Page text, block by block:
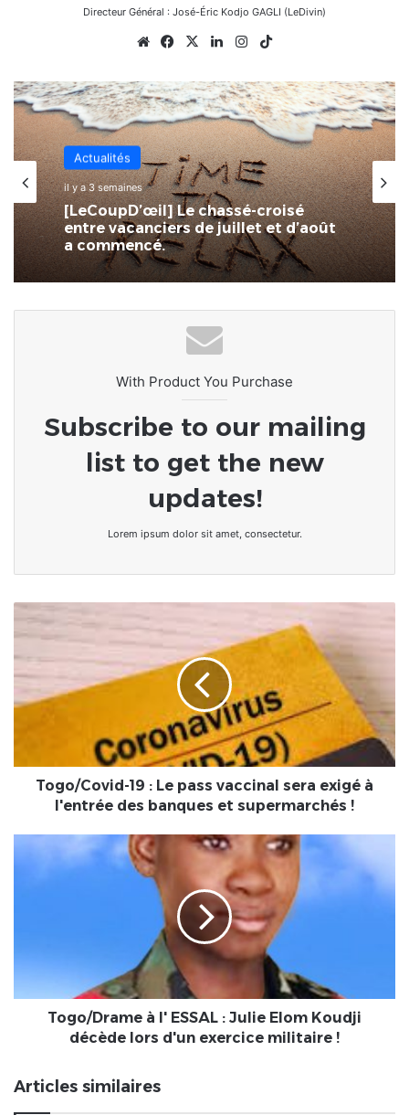
Directeur Général : José-Éric Kodjo GAGLI (LeDivin)
WebsiteFacebook
X LinkedinInstagram
Actualités
il y a 3 semaines
[LeCoupD’œil] Le chassé-croisé
entre vacanciers de juillet et d’août
a commencé.
With Product You Purchase
Subscribe to our mailing
list to get the new
updates!
Lorem ipsum dolor sit amet, consectetur.
Togo/Covid-
pass
vaccinal
l'entrée
supermarchés
Togo/Covid-19 : Le pass vaccinal sera exigé à
l'entrée des banques et supermarchés !
!
Togo/Drame à l' ESSAL : Julie Elom Koudji
décède lors d'un exercice militaire !
Articles similaires